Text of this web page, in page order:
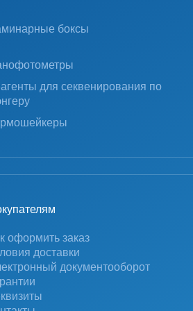
боксы
для секвенирования по
оформить заказ
доставки
документооборот